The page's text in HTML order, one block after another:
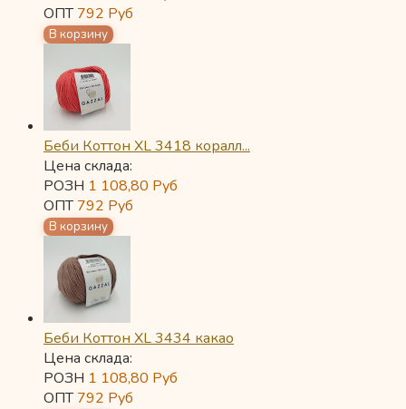
ОПТ792 Руб
Беби Коттон XL 3418 коралл...
Цена склада:
РОЗН 1 108,80 Руб
ОПТ792 Руб
Беби Коттон XL 3434 какао
Цена склада:
РОЗН 1 108,80 Руб
ОПТ792 Руб